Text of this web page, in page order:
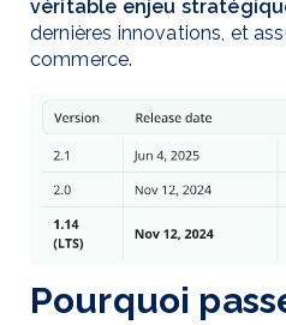
véritable enjeu
dernières innovations, et
commerce.
Pourquoi